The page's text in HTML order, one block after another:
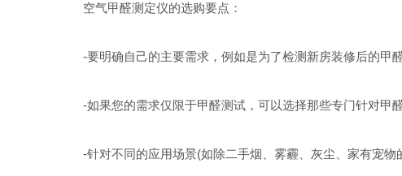
空气甲醛测定仪的选购要点：
-要明确自己的主要需求，例如是为了检测新房装修后的甲醛
-如果您的需求仅限于甲醛测试，可以选择那些专门针对甲醛
-针对不同的应用场景(如除二手烟、雾霾、灰尘、家有宠物